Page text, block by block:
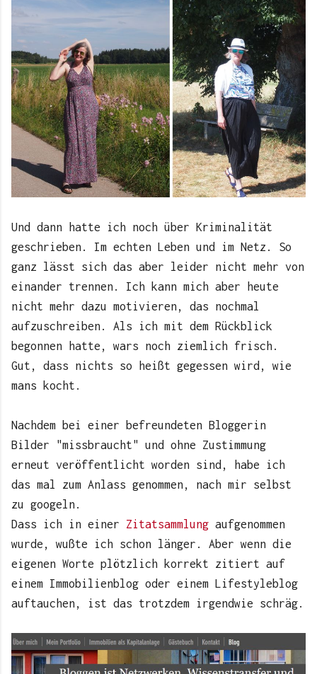
Und dann hatte ich noch über Kriminalität
geschrieben. Im echten Leben und im Netz. So
ganz lässt sich das aber leider nicht mehr von
einander trennen. Ich kann mich aber heute
nicht mehr dazu motivieren, das nochmal
aufzuschreiben. Als ich mit dem Rückblick
begonnen hatte, wars noch ziemlich frisch.
Gut, dass nichts so heißt gegessen wird, wie
mans kocht.
Nachdem bei einer befreundeten Bloggerin
Bilder "missbraucht" und ohne Zustimmung
erneut veröffentlicht worden sind, habe ich
das mal zum Anlass genommen, nach mir selbst
zu googeln.
Dass ich in einer Zitatsammlung aufgenommen
wurde, wußte ich schon länger. Aber wenn die
eigenen Worte plötzlich korrekt zitiert auf
einem Immobilienblog oder einem Lifestyleblog
auftauchen, ist das trotzdem irgendwie schräg.